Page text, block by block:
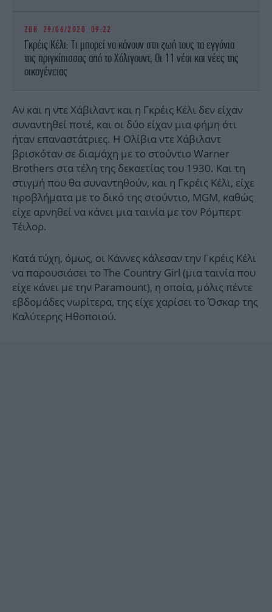
ΖΩΗ 29/06/2020 09:22
Γκρέις Κέλι: Τι μπορεί να κάνουν στη ζωή τους τα εγγόνια
της πριγκίπισσας από το Χόλιγουντ; Οι 11 νέοι και νέες της
οικογένειας
Αν και η ντε Χάβιλαντ και η Γκρέις Κέλι δεν είχαν
συναντηθεί ποτέ, και οι δύο είχαν μια φήμη ότι
ήταν επαναστάτριες. Η Ολίβια ντε Χάβιλαντ
βρισκόταν σε διαμάχη με το στούντιο Warner
Brothers στα τέλη της δεκαετίας του 1930. Και τη
στιγμή που θα συναντηθούν, και η Γκρέις Κέλι, είχε
προβλήματα με το δικό της στούντιο, MGM, καθώς
είχε αρνηθεί να κάνει μια ταινία με τον Ρόμπερτ
Τέιλορ.
Κατά τύχη, όμως, οι Κάννες κάλεσαν την Γκρέις Κέλι
να παρουσιάσει το The Country Girl (μια ταινία που
είχε κάνει με την Paramount), η οποία, μόλις πέντε
εβδομάδες νωρίτερα, της είχε χαρίσει το Όσκαρ της
Καλύτερης Ηθοποιού.